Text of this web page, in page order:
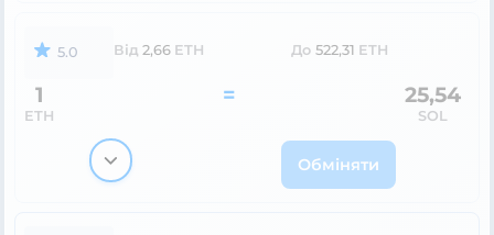
5.0 Від 2,66 ETH До 522,31 ETH
1
ETH
= 25,54
SOL
Обміняти